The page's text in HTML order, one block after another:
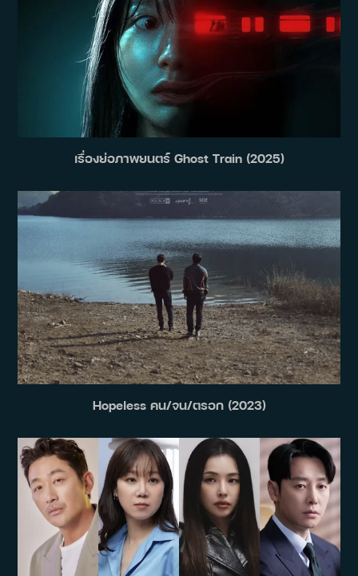
เรื่องย่อภาพยนตร์ Ghost Train (2025)
Hopeless คน/จน/ตรอก (2023)